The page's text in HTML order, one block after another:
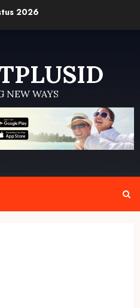
2026
NEW WAYS